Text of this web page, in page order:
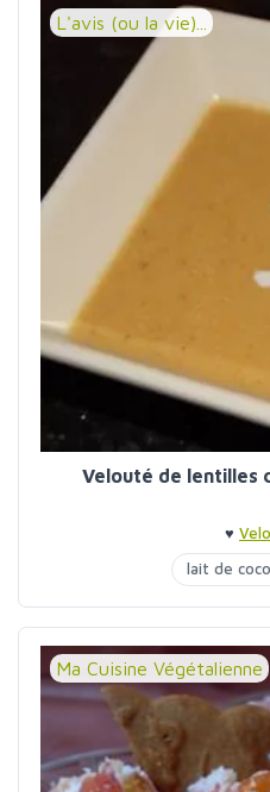
L'avis (ou la vie)...
Velouté de lentilles
♥
lait de coco
Ma Cuisine Végétalienne